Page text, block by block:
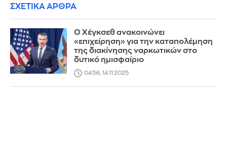
ΣΧΕΤΙΚΑ ΑΡΘΡΑ
Ο Χέγκσεθ ανακοινώνει
«επιχείρηση» για την καταπολέμηση
της διακίνησης ναρκωτικών στο
δυτικό ημισφαίριο
04:56, 14.11.2025